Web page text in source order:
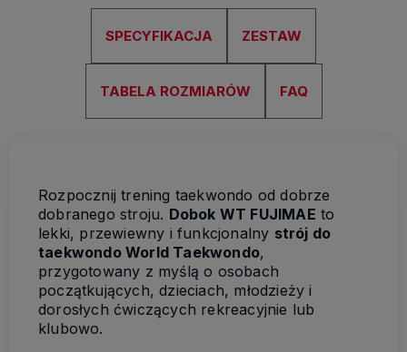
SPECYFIKACJA ZESTAW
TABELA ROZMIARÓW FAQ
Rozpocznij trening taekwondo od dobrze
dobranego stroju. Dobok WT FUJIMAE to
lekki, przewiewny i funkcjonalny strój do
taekwondo World Taekwondo,
przygotowany z myślą o osobach
początkujących, dzieciach, młodzieży i
dorosłych ćwiczących rekreacyjnie lub
klubowo.